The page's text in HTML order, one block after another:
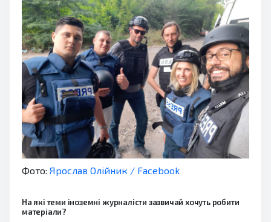
Фото: Ярослав Олійник / Facebook
На які теми іноземні журналісти зазвичай хочуть робити
матеріали?